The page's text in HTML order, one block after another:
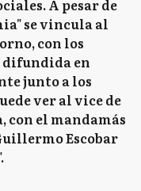
A pesar de
se vincula al
con los
difundida en
junto a los
ver al vice de
el mandamás
Escobar